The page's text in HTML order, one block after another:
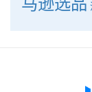
马逊选品